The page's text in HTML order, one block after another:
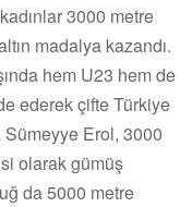
3000 metre
madalya kazandı.
hem U23 hem de
ederek çifte Türkiye
Erol, 3000
olarak gümüş
da 5000 metre